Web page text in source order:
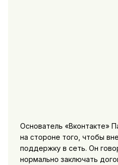
Основатель «Вконтакте»
на стороне того, чтобы
поддержку в сеть. Он
нормально заключать